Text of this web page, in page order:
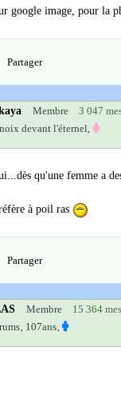
google image, pour la
Partager
Membre
3 047
devant l'éternel,
qu'une femme a
à poil ras
Partager
Membre
15 364
107ans‚